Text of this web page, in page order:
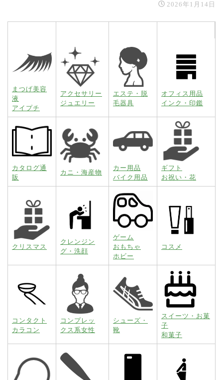
2026年1月14日
まつげ美容
液
アイプチ
アクセサリー
ジュエリー
エステ・脱
毛器具
オフィス用品
インク・印鑑
カタログ通
販
カニ・海産物
カー用品
バイク用品
ギフト
お祝い・花
クリスマス
クレンジン
グ・洗顔
ゲーム
おもちゃ
ホビー
コスメ
コンタクト
カラコン
コンプレッ
クス系女性
シューズ・
靴
スイーツ・お菓
子
和菓子